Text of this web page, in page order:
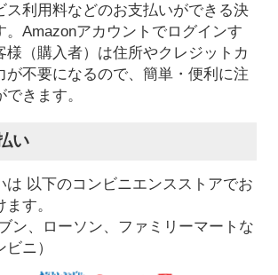
ス利用料などのお支払いができる決
。Amazonアカウントでログインす
様（購入者）は住所やクレジットカ
が不要になるので、簡単・便利に注
きます。
い
は 以下のコンビニエンスストアでお
す。
ン、ローソン、ファミリーマートな
ニ）